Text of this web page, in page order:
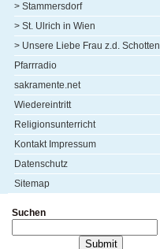
> Stammersdorf
> St. Ulrich in Wien
> Unsere Liebe Frau z.d. Schotten
Pfarrradio
sakramente.net
Wiedereintritt
Religionsunterricht
Kontakt Impressum
Datenschutz
Sitemap
Suchen